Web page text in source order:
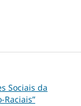
Sociais da
Raciais”